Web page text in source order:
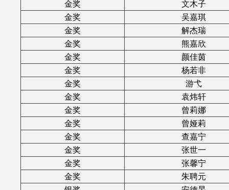
金奖
文木子
金奖
吴嘉琪
金奖
解杰瑞
金奖
熊嘉欣
金奖
颜佳茵
金奖
杨若非
金奖
游弋
金奖
袁炜轩
金奖
曾莉娜
金奖
曾娅莉
金奖
查嘉宁
金奖
张世一
金奖
张馨宁
金奖
朱聘元